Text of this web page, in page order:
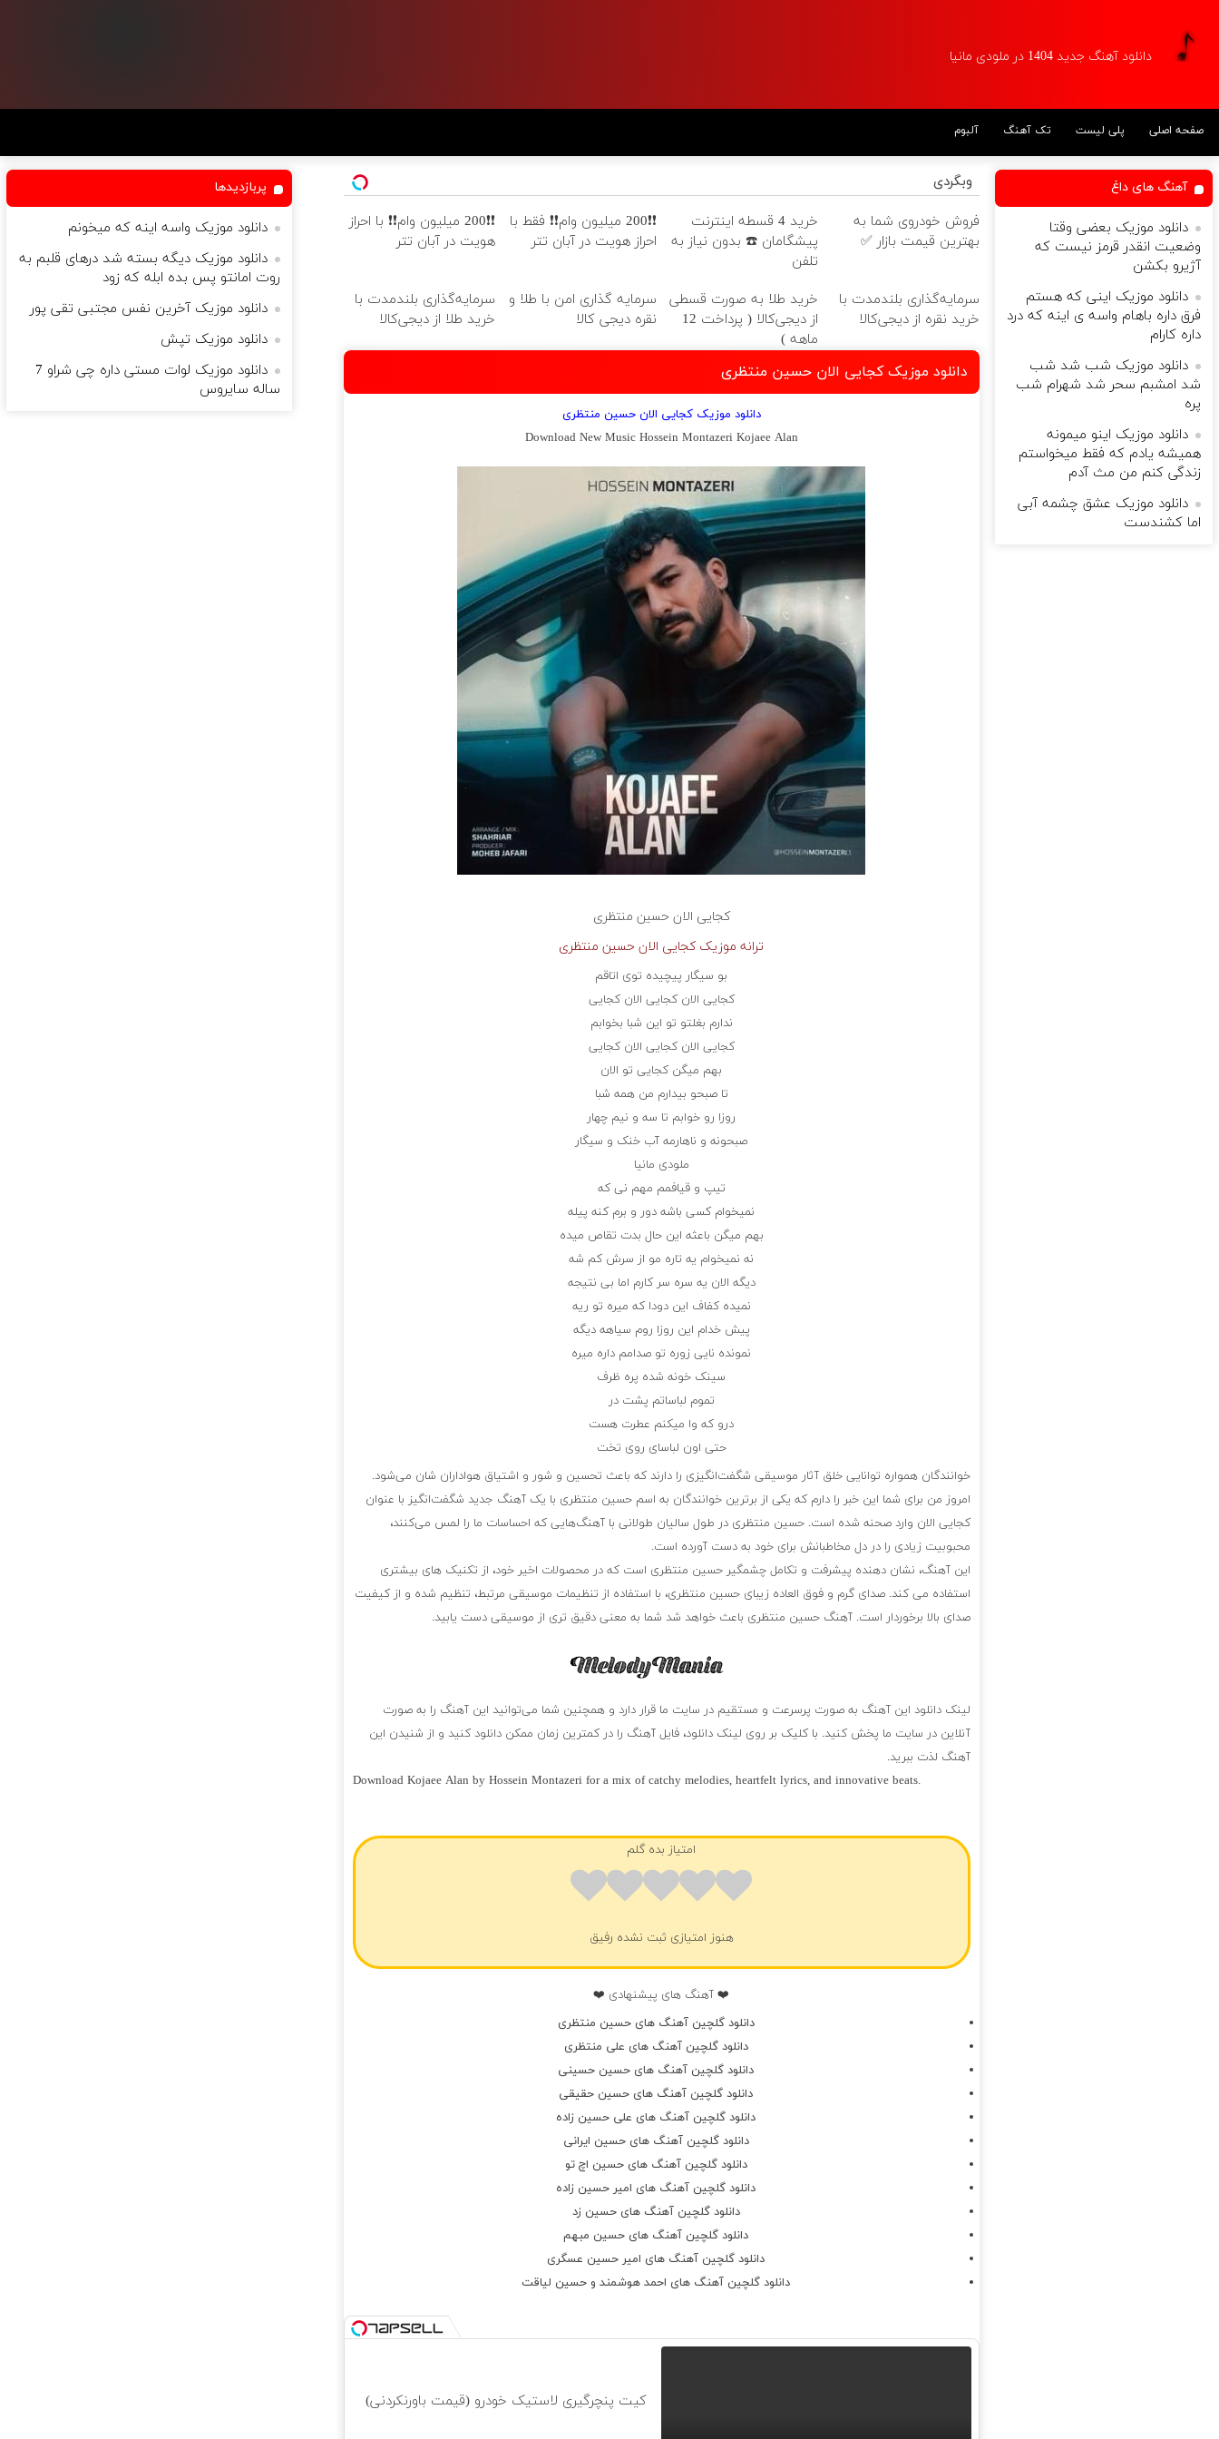
دانلود آهنگ جدید 1404 در ملودی مانیا
صفحه اصلی پلی لیست تک آهنگ آلبوم
وبگردی
فروش خودروی شما به
بهترین قیمت بازار ✅
خرید 4 قسطه اینترنت
پیشگامان ☎️ بدون نیاز به
تلفن
❗❗200 میلیون وام❗❗ فقط با
احراز هویت در آبان تتر
❗❗200 میلیون وام❗❗ با احراز
هویت در آبان تتر
سرمایه‌گذاری بلندمدت با
خرید نقره از دیجی‌کالا
خرید طلا به صورت قسطی
از دیجی‌کالا ( پرداخت 12
ماهه )
سرمایه گذاری امن با طلا و
نقره دیجی کالا
سرمایه‌گذاری بلندمدت با
خرید طلا از دیجی‌کالا
دانلود موزیک کجایی الان حسین منتظری
دانلود موزیک کجایی الان حسین منتظری
Download New Music Hossein Montazeri Kojaee Alan
کجایی الان حسین منتظری
ترانه موزیک کجایی الان حسین منتظری
بو سیگار پیچیده توی اتاقم
کجایی الان کجایی الان کجایی
ندارم بغلتو تو این شبا بخوابم
کجایی الان کجایی الان کجایی
بهم میگن کجایی تو الان
تا صبحو بیدارم من همه شبا
روزا رو خوابم تا سه و نیم چهار
صبحونه و ناهارمه آب خنک و سیگار
ملودی مانیا
تیپ و قیافمم مهم نی که
نمیخوام کسی باشه دور و برم کنه پیله
بهم میگن باعثه این حال بدت تقاص میده
نه نمیخوام یه تاره مو از سرش کم شه
دیگه الان یه سره سر کارم اما بی نتیجه
نمیده کفاف این دودا که میره تو ریه
پیش خدام این روزا روم سیاهه دیگه
نمونده نایی زوره تو صدامم داره میره
سینک خونه شده پره ظرف
تموم لباساتم پشت در
درو که وا میکنم عطرت هست
حتی اون لباسای روی تخت
خوانندگان همواره توانایی خلق آثار موسیقی شگفت‌انگیزی را دارند که باعث تحسین و شور و اشتیاق هواداران شان می‌شود.
امروز من برای شما این خبر را دارم که یکی از برترین خوانندگان به اسم حسین منتظری با یک آهنگ جدید شگفت‌انگیز با عنوان
کجایی الان وارد صحنه شده است. حسین منتظری در طول سالیان طولانی با آهنگ‌هایی که احساسات ما را لمس می‌کنند،
محبوبیت زیادی را در دل مخاطبانش برای خود به دست آورده است.
این آهنگ، نشان دهنده پیشرفت و تکامل چشمگیر حسین منتظری است که در محصولات اخیر خود، از تکنیک های بیشتری
استفاده می کند. صدای گرم و فوق العاده زیبای حسین منتظری، با استفاده از تنظیمات موسیقی مرتبط، تنظیم شده و از کیفیت
صدای بالا برخوردار است. آهنگ حسین منتظری باعث خواهد شد شما به معنی دقیق تری از موسیقی دست یابید.
لینک دانلود این آهنگ به صورت پرسرعت و مستقیم در سایت ما قرار دارد و همچنین شما می‌توانید این آهنگ را به صورت
آنلاین در سایت ما پخش کنید. با کلیک بر روی لینک دانلود، فایل آهنگ را در کمترین زمان ممکن دانلود کنید و از شنیدن این
آهنگ لذت ببرید.
Download Kojaee Alan by Hossein Montazeri for a mix of catchy melodies, heartfelt lyrics, and innovative beats.
امتیاز بده گلم
هنوز امتیازی ثبت نشده رفیق
❤️ آهنگ های پیشنهادی ❤️
دانلود گلچین آهنگ های حسین منتظری
دانلود گلچین آهنگ های علی منتظری
دانلود گلچین آهنگ های حسین حسینی
دانلود گلچین آهنگ های حسین حقیقی
دانلود گلچین آهنگ های علی حسین زاده
دانلود گلچین آهنگ های حسین ایرانی
دانلود گلچین آهنگ های حسین اچ تو
دانلود گلچین آهنگ های امیر حسین زاده
دانلود گلچین آهنگ های حسین زد
دانلود گلچین آهنگ های حسین مبهم
دانلود گلچین آهنگ های امیر حسین عسگری
دانلود گلچین آهنگ های احمد هوشمند و حسین لیاقت
کیت پنچرگیری لاستیک خودرو (قیمت باورنکردنی)
آهنگ های داغ
دانلود موزیک بعضی وقتا
وضعیت انقدر قرمز نیست که
آژیرو بکشن
دانلود موزیک اینی که هستم
فرق داره باهام واسه ی اینه که درد
داره کارام
دانلود موزیک شب شد شب
شد امشبم سحر شد شهرام شب
پره
دانلود موزیک اینو میمونه
همیشه یادم که فقط میخواستم
زندگی کنم من مث آدم
دانلود موزیک عشق چشمه آبی
اما كشندست
پربازدیدها
دانلود موزیک واسه اینه که میخونم
دانلود موزیک دیگه بسته شد درهای قلبم به
روت امانتو پس بده ابله که زود
دانلود موزیک آخرین نفس مجتبی تقی پور
دانلود موزیک تپش
دانلود موزیک لوات مستی داره چی شراو 7
ساله سایروس